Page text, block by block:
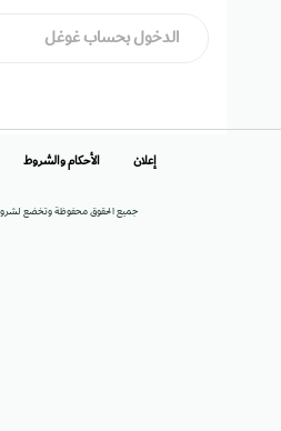
الدخول بحساب غوغل
جميع الحقوق محفوظة وتخضع
إعلان الأحكام والشروط